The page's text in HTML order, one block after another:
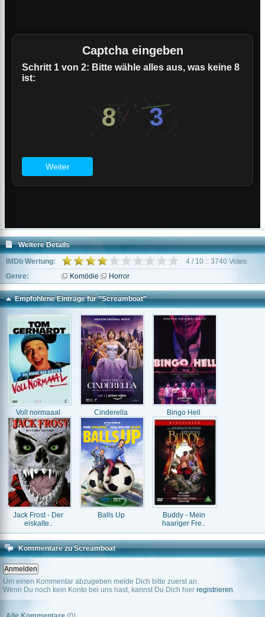
Weitere Details
IMDb Wertung:
4 / 10 :: 3740 Votes
Genre:
Komödie Horror
Empfohlene Einträge für "Screamboat"
Voll normaaal Cinderella Bingo Hell
Jack Frost - Der
eiskalte..
Balls Up
Buddy - Mein
haariger Fre..
Kommentare zu Screamboat
Um einen Kommentar abzugeben melde Dich bitte zuerst an.
Wenn Du noch kein Konto bei uns hast, kannst Du Dich hier registrieren.